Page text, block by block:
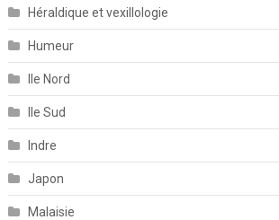
Héraldique et vexillologie
Humeur
Ile Nord
Ile Sud
Indre
Japon
Malaisie